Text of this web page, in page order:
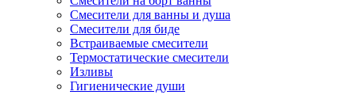
Смесители для ванны и душа
Смесители для биде
Встраиваемые смесители
Термостатические смесители
Изливы
Гигиенические души